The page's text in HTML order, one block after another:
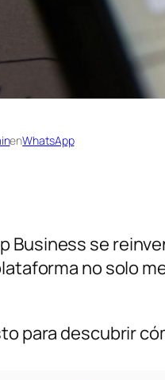
enWhatsApp
Business se
no solo
para descubrir